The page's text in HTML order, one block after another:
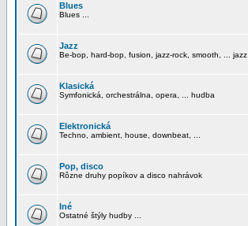
Blues
Blues ...
Jazz
Be-bop, hard-bop, fusion, jazz-rock, smooth, ... jazz
Klasická
Symfonická, orchestrálna, opera, ... hudba
Elektronická
Techno, ambient, house, downbeat, ...
Pop, disco
Rôzne druhy popíkov a disco nahrávok
Iné
Ostatné štýly hudby ...